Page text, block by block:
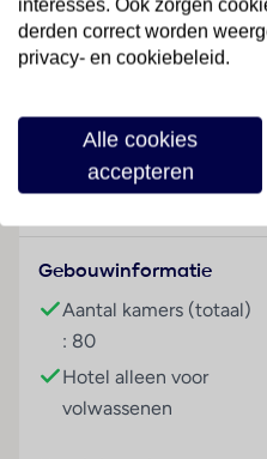
Sport & Activiteiten
Overige informatie
officiële classificatie: 4
onze classificatie: 4 sterren
het hoofdgebouw heeft 3
Kamers
2-persoonskamer,
Ligging
gelegen in het
Faciliteiten
Gebouwinformatie
Aantal kamers (totaal)
: 80
Hotel alleen voor
volwassenen
interesses. Ook zorgen
derden correct worden
privacy- en cookiebeleid.
Alle cookies
accepteren